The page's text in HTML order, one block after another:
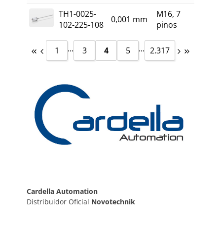
TH1-0025-
102-225-108
0,001 mm
M16, 7
pinos
1 ... 3 4 5 ... 2.317
Cardella Automation
Distribuidor Oficial Novotechnik